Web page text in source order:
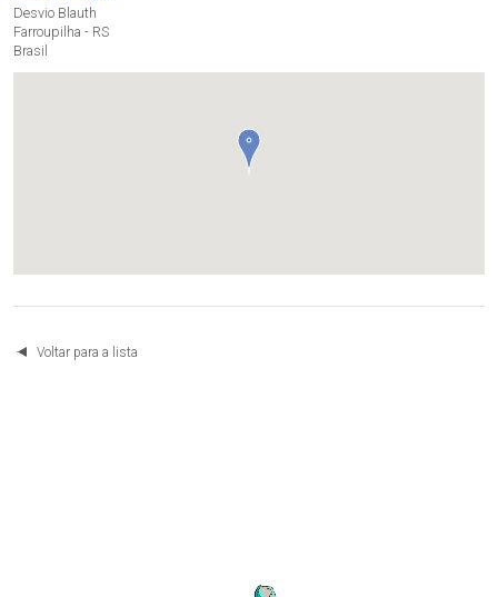
Desvio Blauth
Farroupilha - RS
Brasil
Voltar para a lista